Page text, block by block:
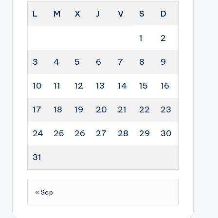
L M X J V S D
1 2
3 4 5 6 7 8 9
10 11 12 13 14 15 16
17 18 19 20 21 22 23
24 25 26 27 28 29 30
31
« Sep